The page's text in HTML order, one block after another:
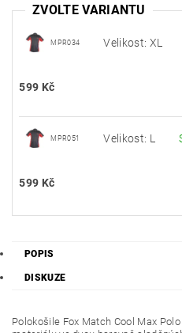
ZVOLTE VARIANTU
MPR034 Velikost: XL
599 Kč
MPR051 Velikost: L
599 Kč
POPIS
DISKUZE
Polokošile Fox Match Cool Max